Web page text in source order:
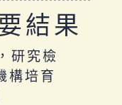
結果
研究檢
構培育